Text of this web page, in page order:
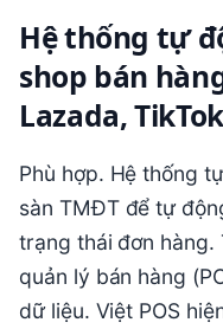
Hệ thống tự
shop bán
Lazada,
Phù hợp. Hệ thống
sàn TMĐT để tự
trạng thái đơn hàng.
quản lý bán hàng
dữ liệu. Việt POS